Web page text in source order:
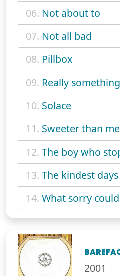
06. Not about to
07. Not all bad
08. Pillbox
09. Really something
10. Solace
11. Sweeter than me
12. The boy who
13. The kindest days
14. What sorry
2001